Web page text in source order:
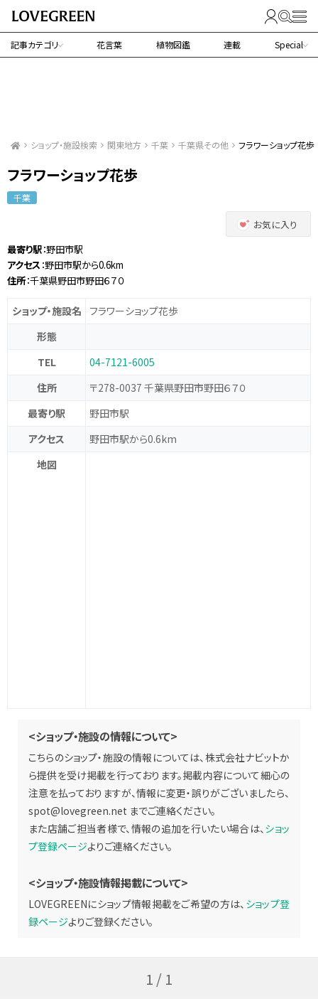
記事カテゴリ 花言葉 植物図鑑 連載 Special
ショップ・施設検索 関東地方 千葉 千葉県その他 フラワーショップ花歩
フラワーショップ花歩
千葉
お気に入り
最寄り駅：野田市駅
アクセス ：野田市駅から0.6km
住所：千葉県野田市野田６７０
ショップ・施設名
フラワーショップ花歩
形態
TEL
04-7121-6005
住所
〒278-0037 千葉県野田市野田６７０
最寄り駅
野田市駅
アクセス
野田市駅から0.6km
地図
<ショップ・施設の情報について>
こちらのショップ・施設の情報については、株式会社ナビットか
ら提供を受け掲載を行っております。掲載内容について細心の
注意を払っておりますが、情報に変更・誤りがございましたら、
spot@lovegreen.net までご連絡ください。
また店舗ご担当者様で、情報の追加を行いたい場合は、ショッ
プ登録ページよりご連絡ください。
<ショップ・施設情報掲載について>
LOVEGREENにショップ情報掲載をご希望の方は、 ショップ登
録ページよりご登録ください。
1 / 1